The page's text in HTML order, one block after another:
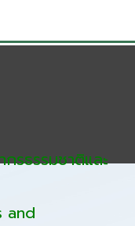
รธรรมชาติและ
and